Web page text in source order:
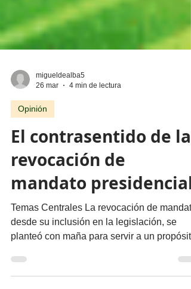
26 mar
El contrasentido de la
revocación de
mandato presidencial
Temas Centrales La revocación de
desde su inclusión en la legislación, se